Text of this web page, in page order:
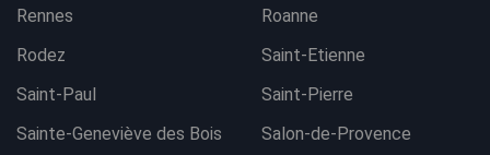
Rennes
Roanne
Rodez
Saint-Etienne
Saint-Paul
Saint-Pierre
Sainte-Geneviève des Bois
Salon-de-Provence